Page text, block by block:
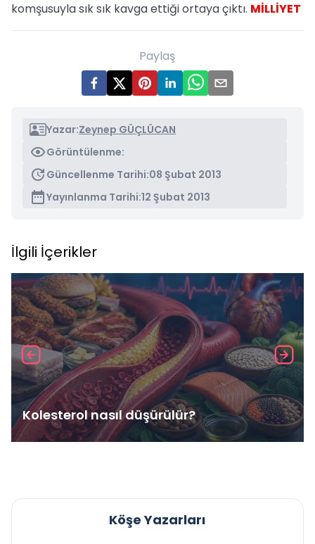
komşusuyla sık sık kavga ettiği ortaya çıktı. MİLLİYET
Paylaş
Yazar:Zeynep GÜÇLÜCAN
Görüntülenme:
Güncellenme Tarihi:08 Şubat 2013
Yayınlanma Tarihi:12 Şubat 2013
İlgili İçerikler
Kolesterol nasıl düşürülür?
Köşe Yazarları